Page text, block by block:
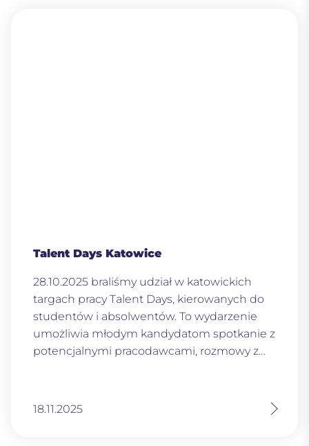
Talent Days Katowice
28.10.2025 braliśmy udział w katowickich
targach pracy Talent Days, kierowanych do
studentów i absolwentów. To wydarzenie
umożliwia młodym kandydatom spotkanie z
potencjalnymi pracodawcami, rozmowy z…
18.11.2025